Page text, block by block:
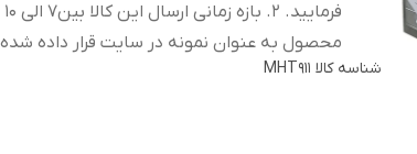
محصول به عنوان نمونه در سایت قرار داده
شناسه کالا MHT911